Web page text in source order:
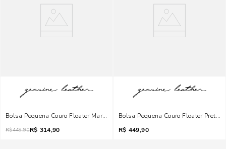
Bolsa Pequena Couro Floater Marrom Safari Alça Transversal Corrente
R$449,90R$ 314,90
Bolsa Pequena Couro Floater Preta
R$ 449,90